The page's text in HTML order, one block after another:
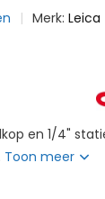
Merk:Leica
en 1/4"
Toon meer